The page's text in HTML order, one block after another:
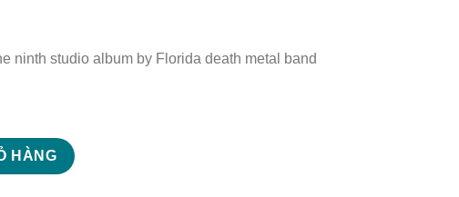
ninth studio album by Florida death metal band
HÀNG